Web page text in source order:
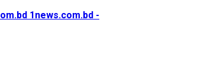
1news.com.bd -